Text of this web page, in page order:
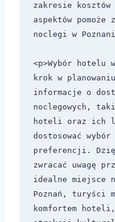
zakresie
aspektów pomoże
noclegi w
<p>Wybór hotelu
krok w
informacje o
noclegowych,
hoteli oraz ich
dostosować
preferencji.
zwracać uwagę
idealne miejsce
Poznań, turyści
komfortem